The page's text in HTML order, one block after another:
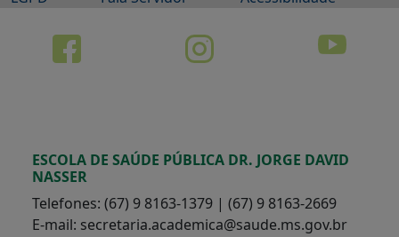
ESCOLA DE SAÚDE PÚBLICA DR. JORGE DAVID
NASSER
Telefones: (67) 9 8163-1379 | (67) 9 8163-2669
E-mail: secretaria.academica@saude.ms.gov.br